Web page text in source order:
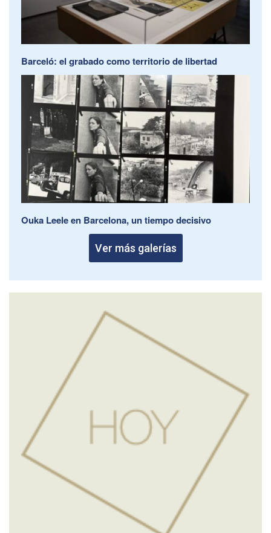
Barceló: el grabado como territorio de libertad
Ouka Leele en Barcelona, un tiempo decisivo
Ver más galerías